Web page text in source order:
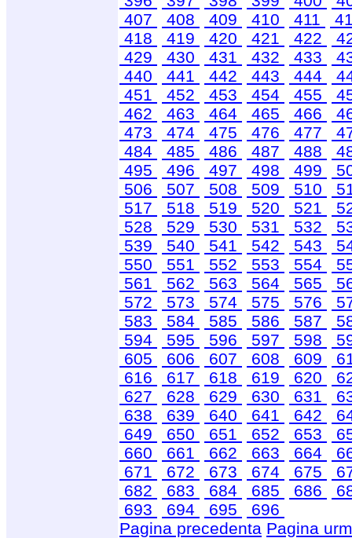
407
408 409 410 411
418
419 420 421 422
429
430 431 432 433
440
441 442 443 444
451
452 453 454 455
462
463 464 465 466
473
474 475 476 477
484
485 486 487 488
495
496 497 498 499
506
507 508 509 510
517
518 519 520 521
528
529 530 531 532
539
540 541 542 543
550
551 552 553 554
561
562 563 564 565
572
573 574 575 576
583
584 585 586 587
594
595 596 597 598
605
606 607 608 609
616
617 618 619 620
627
628 629 630 631
638
639 640 641 642
649
650 651 652 653
660
661 662 663 664
671
672 673 674 675
682
683 684 685 686
693
694 695
696
Pagina precedenta Pagina